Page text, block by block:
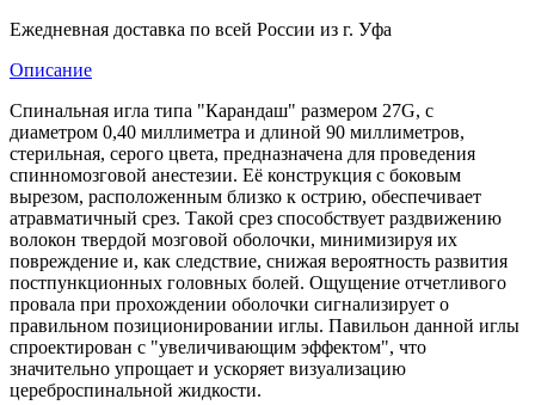
Ежедневная доставка по всей России из г. Уфа
Описание
Спинальная игла типа "Карандаш" размером 27G, с
диаметром 0,40 миллиметра и длиной 90 миллиметров,
стерильная, серого цвета, предназначена для проведения
спинномозговой анестезии. Её конструкция с боковым
вырезом, расположенным близко к острию, обеспечивает
атравматичный срез. Такой срез способствует раздвижению
волокон твердой мозговой оболочки, минимизируя их
повреждение и, как следствие, снижая вероятность развития
постпункционных головных болей. Ощущение отчетливого
провала при прохождении оболочки сигнализирует о
правильном позиционировании иглы. Павильон данной иглы
спроектирован с "увеличивающим эффектом", что
значительно упрощает и ускоряет визуализацию
цереброспинальной жидкости.